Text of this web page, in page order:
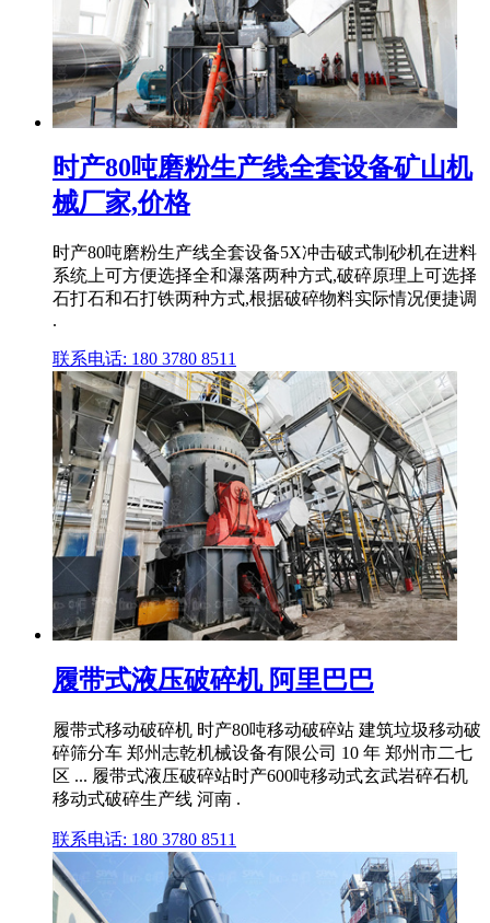
时产80吨磨粉生产线全套设备矿山机
械厂家,价格
时产80吨磨粉生产线全套设备5X冲击破式制砂机在进料
系统上可方便选择全和瀑落两种方式,破碎原理上可选择
石打石和石打铁两种方式,根据破碎物料实际情况便捷调
.
联系电话: 180 3780 8511
履带式液压破碎机 阿里巴巴
履带式移动破碎机 时产80吨移动破碎站 建筑垃圾移动破
碎筛分车 郑州志乾机械设备有限公司 10 年 郑州市二七
区 ... 履带式液压破碎站时产600吨移动式玄武岩碎石机
移动式破碎生产线 河南 .
联系电话: 180 3780 8511